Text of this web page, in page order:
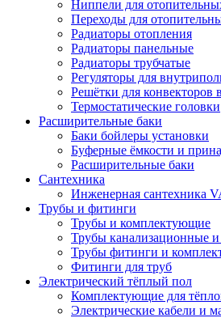
Ниппели для
Переходы для
Радиаторы отопления
Радиаторы панельные
Радиаторы трубчатые
Регуляторы для
Решётки для конвекторов
Термостатические головки
Расширительные баки
Баки бойлеры установки
Буферные ёмкости и
Расширительные баки
Сантехника
Инженерная сантехника
Трубы и фитинги
Трубы и комплектующие
Трубы канализационные
Трубы фитинги и
Фитинги для труб
Электрический тёплый пол
Комплектующие для
Электрические кабели и